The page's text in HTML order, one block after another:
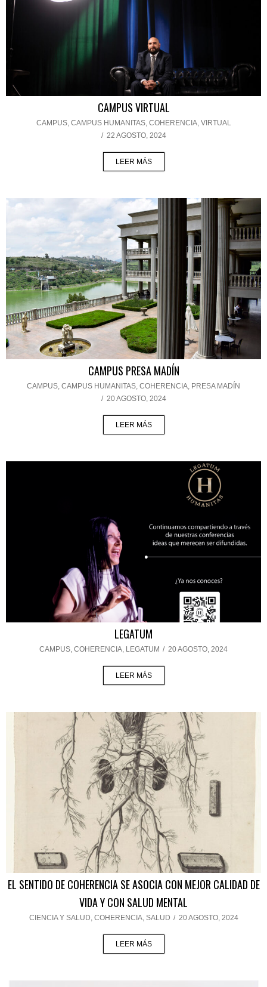
CAMPUS VIRTUAL
CAMPUS, CAMPUS HUMANITAS, COHERENCIA, VIRTUAL
/ 22 AGOSTO, 2024
LEER MÁS
CAMPUS PRESA MADÍN
CAMPUS, CAMPUS HUMANITAS, COHERENCIA, PRESA MADÍN
/ 20 AGOSTO, 2024
LEER MÁS
LEGATUM
CAMPUS, COHERENCIA, LEGATUM / 20 AGOSTO, 2024
LEER MÁS
EL SENTIDO DE COHERENCIA SE ASOCIA CON MEJOR CALIDAD DE
VIDA Y CON SALUD MENTAL
CIENCIA Y SALUD, COHERENCIA, SALUD / 20 AGOSTO, 2024
LEER MÁS